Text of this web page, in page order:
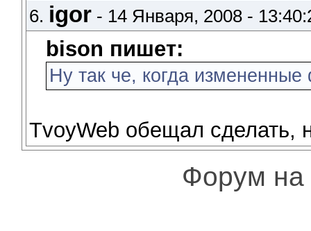
6. igor - 14 Января, 2008 -
bison пишет:
Ну так че, когда
TvoyWeb обещал сделать,
Форум на